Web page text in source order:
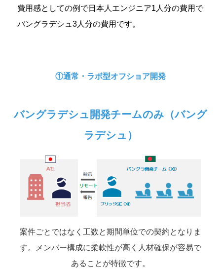
費用感としての例で日本人エンジニア1人分の費用で
バングラデシュ3人分の費用です。
①通常・ラボ型オフショア開発
バングラデシュ開発チームのみ（バング
ラデシュ）
案件ごとではなく工数と期間単位での契約となりま
す。メンバー構成に柔軟性が高く人材確保が容易で
あることが特徴です。